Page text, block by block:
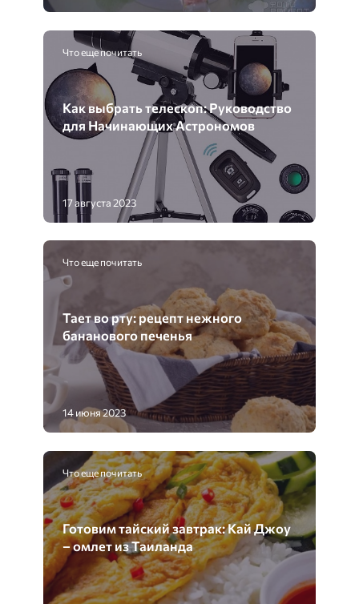
Что еще почитать
Как выбрать телескоп: Руководство
для Начинающих Астрономов
17 августа 2023
Что еще почитать
Тает во рту: рецепт нежного
бананового печенья
14 июня 2023
Что еще почитать
Готовим тайский завтрак: Кай Джоу
– омлет из Таиланда